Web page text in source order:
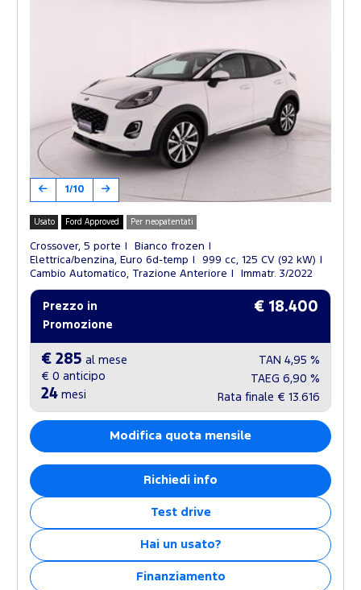
1/10
Usato Ford Approved Per neopatentati
Crossover, 5 porte
Bianco frozen
Elettrica/benzina, Euro 6d-temp
999 cc, 125 CV (92 kW)
Cambio Automatico, Trazione Anteriore
Immatr. 3/2022
Prezzo in
Promozione
€ 18.400
€ 285 al mese
€ 0 anticipo
24 mesi
TAN 4,95 %
TAEG 6,90 %
Rata finale € 13.616
Modifica quota mensile
Richiedi info
Test drive
Hai un usato?
Finanziamento